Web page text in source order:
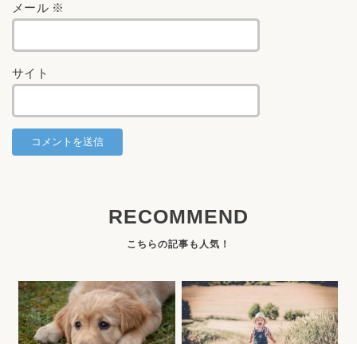
メール ※
サイト
RECOMMEND